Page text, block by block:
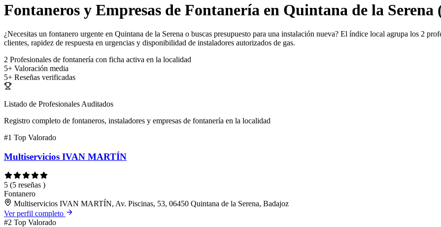
Fontaneros y Empresas de Fontanería en Quintana de la Serena
¿Necesitas un fontanero urgente en Quintana de la Serena o buscas presupuesto para una instalación nueva? El índice local agrupa los 2
clientes, rapidez de respuesta en urgencias y disponibilidad de instaladores autorizados de gas.
2 Profesionales de fontanería con ficha activa en la localidad
5+ Valoración media
5+ Reseñas verificadas
Listado de Profesionales Auditados
Registro completo de fontaneros, instaladores y empresas de fontanería en la localidad
#1 Top Valorado
Multiservicios IVAN MARTÍN
5 (5 reseñas )
Fontanero
Multiservicios IVAN MARTÍN, Av. Piscinas, 53, 06450 Quintana de la Serena, Badajoz
Ver perfil completo
#2 Top Valorado